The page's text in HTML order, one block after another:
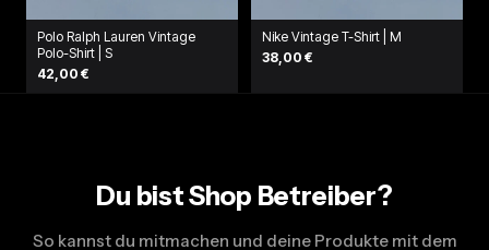
Polo Ralph Lauren Vintage
Polo-Shirt | S
42,00 €
Nike Vintage T-Shirt | M
38,00 €
Du bist Shop Betreiber?
So kannst du mitmachen und deine Produkte mit dem